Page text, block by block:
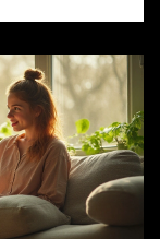
чтобы
Делюсь
размер и
браслет не
для
приятной.